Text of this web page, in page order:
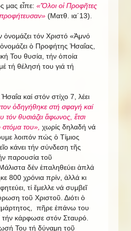
μας εἶπε: «Ὅλοι οἱ Προφῆτες
(Ματθ. ια΄13).
τόν Χριστό «Ἀμνό
ὁ Προφήτης Ἠσαΐας,
Του θυσία, τήν ὁποία
τή θέλησή του γιά τή
καί στόν στίχο 7, λέει
ὁδηγήθηκε στή σφαγή καί
τόν θυσιάζει ἄφωνος, ἔτσι
στόμα του», χωρίς δηλαδή νά
λοιπόν πώς ὁ Τίμιος
κάνει τήν σύνδεση τῆς
παρουσία τοῦ
δέν ἐπαληθεύει ἁπλά
800 χρόνια πρίν, ἀλλά κι
τί ἔμελλε νά συμβεῖ
τοῦ Χριστοῦ. Διότι ὁ
πῆρε ἐπάνω του
τήν κάρφωσε στόν Σταυρό.
Του τή δύναμη τοῦ